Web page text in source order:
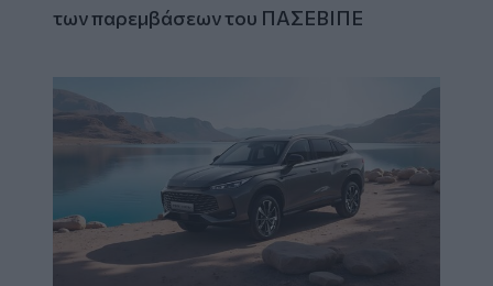
των παρεμβάσεων του ΠΑΣΕΒΙΠΕ